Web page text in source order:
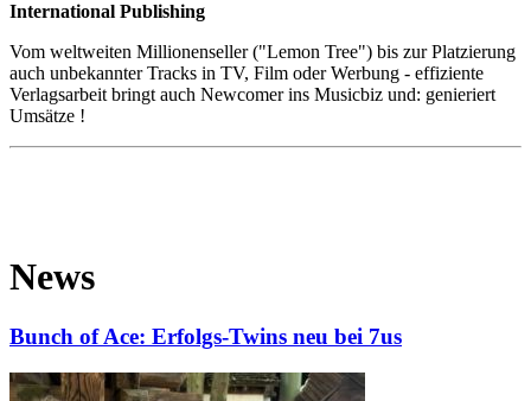
International Publishing
Vom weltweiten Millionenseller ("Lemon Tree") bis zur Platzierung
auch unbekannter Tracks in TV, Film oder Werbung - effiziente
Verlagsarbeit bringt auch Newcomer ins Musicbiz und: genieriert
Umsätze !
News
Bunch of Ace: Erfolgs-Twins neu bei 7us